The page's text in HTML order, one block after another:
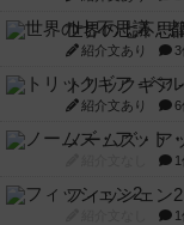
世界の七不思
紹介文あり 3
トリックギア
紹介文あり 6
ノームズ・ア
フィッシェン2